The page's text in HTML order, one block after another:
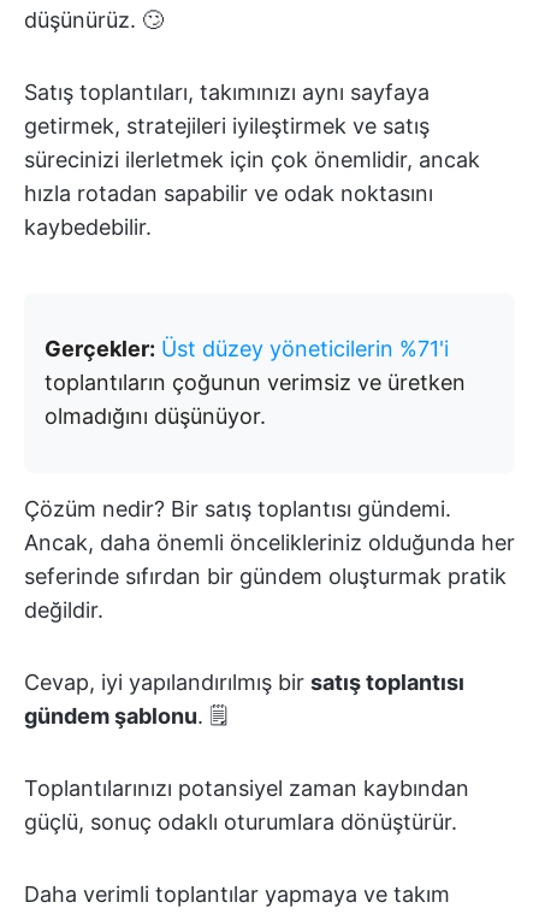
düşünürüz. 🙄
Satış toplantıları, takımınızı aynı sayfaya
getirmek, stratejileri iyileştirmek ve satış
sürecinizi ilerletmek için çok önemlidir, ancak
hızla rotadan sapabilir ve odak noktasını
kaybedebilir.
Gerçekler: Üst düzey yöneticilerin %71'i
toplantıların çoğunun verimsiz ve üretken
olmadığını düşünüyor.
Çözüm nedir? Bir satış toplantısı gündemi.
Ancak, daha önemli öncelikleriniz olduğunda her
seferinde sıfırdan bir gündem oluşturmak pratik
değildir.
Cevap, iyi yapılandırılmış bir satış toplantısı
gündem şablonu. 🗒️
Toplantılarınızı potansiyel zaman kaybından
güçlü, sonuç odaklı oturumlara dönüştürür.
Daha verimli toplantılar yapmaya ve takım